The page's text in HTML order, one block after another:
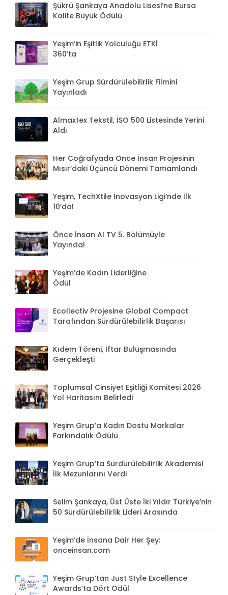
Şükrü Şankaya Anadolu Lisesi’ne Bursa
Kalite Büyük Ödülü
Yeşim’in Eşitlik Yolculuğu ETKİ
360’ta
Yeşim Grup Sürdürülebilirlik Filmini
Yayınladı
Almaxtex Tekstil, İSO 500 Listesinde Yerini
Aldı
Her Coğrafyada Önce İnsan Projesinin
Mısır’daki Üçüncü Dönemi Tamamlandı
Yeşim, TechXtile İnovasyon Ligi’nde İlk
10’da!
Önce İnsan AI TV 5. Bölümüyle
Yayında!
Yeşim’de Kadın Liderliğine
Ödül
Ecollectiv Projesine Global Compact
Tarafından Sürdürülebilirlik Başarısı
Kıdem Töreni, İftar Buluşmasında
Gerçekleşti
Toplumsal Cinsiyet Eşitliği Komitesi 2026
Yol Haritasını Belirledi
Yeşim Grup’a Kadın Dostu Markalar
Farkındalık Ödülü
Yeşim Grup’ta Sürdürülebilirlik Akademisi
İlk Mezunlarını Verdi
Selim Şankaya, Üst Üste İki Yıldır Türkiye’nin
50 Sürdürülebilirlik Lideri Arasında
Yeşim’de İnsana Dair Her Şey:
onceinsan.com
Yeşim Grup’tan Just Style Excellence
Awards’ta Dört Ödül